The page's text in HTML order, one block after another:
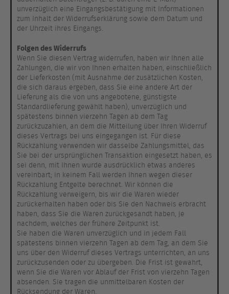
unverzüglich eine Eingangsbestätigung mit Informationen
zum Inhalt der Widerrufserklärung sowie dem Datum und
der Uhrzeit ihres Eingangs.
Folgen des Widerrufs
Wenn Sie diesen Vertrag widerrufen, haben wir Ihnen alle
Zahlungen, die wir von Ihnen erhalten haben, einschließlich
der Lieferkosten (mit Ausnahme der zusätzlichen Kosten,
die sich daraus ergeben, dass Sie eine andere Art der
Lieferung als die von uns angebotene, günstigste
Standardlieferung gewählt haben), unverzüglich und
spätestens binnen vierzehn Tagen ab dem Tag
zurückzuzahlen, an dem die Mitteilung über Ihren Widerruf
dieses Vertrags bei uns eingegangen ist. Für diese
Rückzahlung verwenden wir dasselbe Zahlungsmittel, das
Sie bei der ursprünglichen Transaktion eingesetzt haben, es
sei denn, mit Ihnen wurde ausdrücklich etwas anderes
vereinbart; in keinem Fall werden Ihnen wegen dieser
Rückzahlung Entgelte berechnet. Wir können die
Rückzahlung verweigern, bis wir die Waren wieder
zurückerhalten haben oder bis Sie den Nachweis erbracht
haben, dass Sie die Waren zurückgesandt haben, je
nachdem, welches der frühere Zeitpunkt ist.
Sie haben die Waren unverzüglich und in jedem Fall
spätestens binnen vierzehn Tagen ab dem Tag, an dem Sie
uns über den Widerruf dieses Vertrags unterrichten, an uns
zurückzusenden oder zu übergeben. Die Frist ist gewahrt,
wenn Sie die Waren vor Ablauf der Frist von vierzehn Tagen
absenden. Sie tragen die unmittelbaren Kosten der
Rücksendung der Waren.